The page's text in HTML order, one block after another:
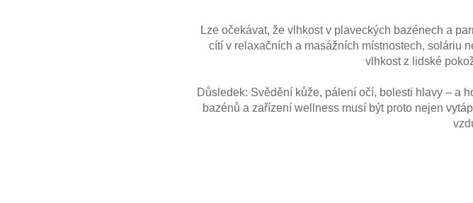
Lze očekávat, že vlhkost v plaveckých bazénech a
cítí v relaxačních a masážních místnostech, soláriu
vlhkost z lidské
Důsledek: Svědění kůže, pálení očí, bolesti hlavy – a
bazénů a zařízení wellness musí být proto nejen